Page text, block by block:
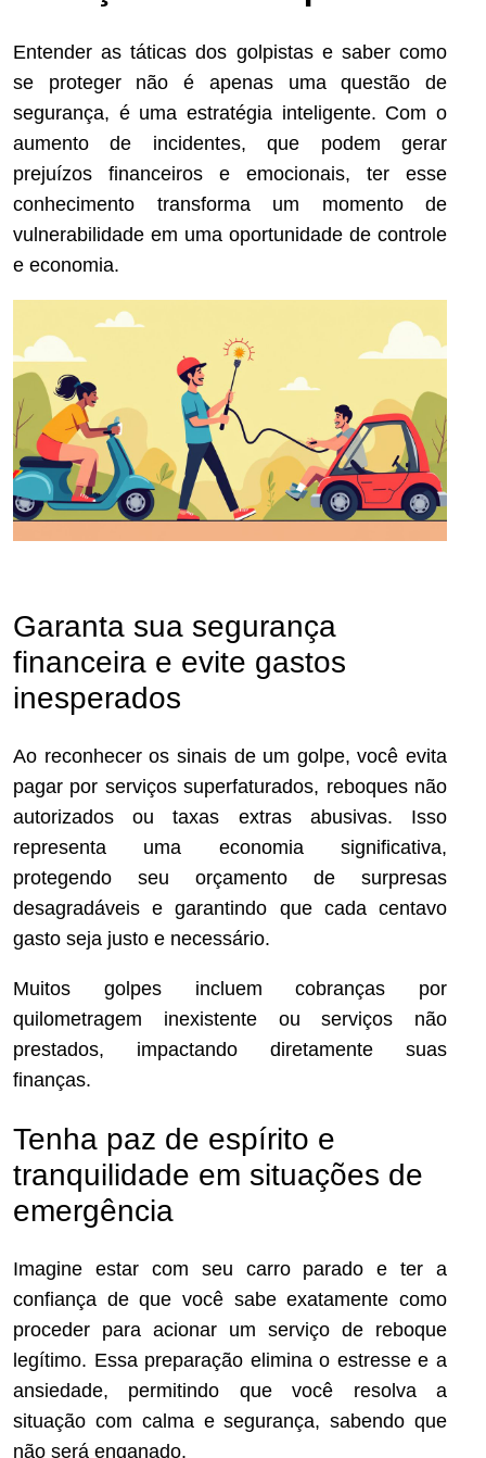
Entender as táticas dos golpistas e saber como
se proteger não é apenas uma questão de
segurança, é uma estratégia inteligente. Com o
aumento de incidentes, que podem gerar
prejuízos financeiros e emocionais, ter esse
conhecimento transforma um momento de
vulnerabilidade em uma oportunidade de controle
e economia.
Garanta sua segurança
financeira e evite gastos
inesperados
Ao reconhecer os sinais de um golpe, você evita
pagar por serviços superfaturados, reboques não
autorizados ou taxas extras abusivas. Isso
representa uma economia significativa,
protegendo seu orçamento de surpresas
desagradáveis e garantindo que cada centavo
gasto seja justo e necessário.
Muitos golpes incluem cobranças por
quilometragem inexistente ou serviços não
prestados, impactando diretamente suas
finanças.
Tenha paz de espírito e
tranquilidade em situações de
emergência
Imagine estar com seu carro parado e ter a
confiança de que você sabe exatamente como
proceder para acionar um serviço de reboque
legítimo. Essa preparação elimina o estresse e a
ansiedade, permitindo que você resolva a
situação com calma e segurança, sabendo que
não será enganado.